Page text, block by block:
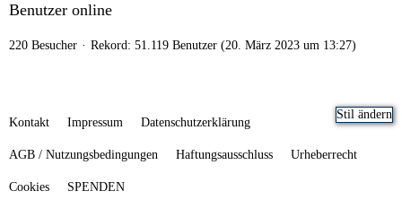
Benutzer online
220 Besucher Rekord: 51.119 Benutzer (20. März 2023 um 13:27)
Stil ändern
Kontakt Impressum Datenschutzerklärung
AGB / Nutzungsbedingungen Haftungsausschluss Urheberrecht
Cookies SPENDEN